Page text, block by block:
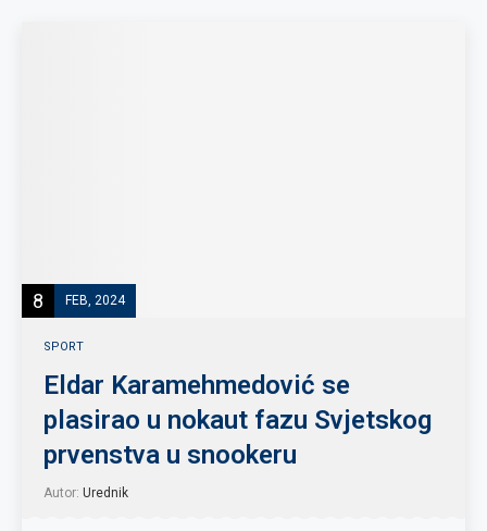
8 FEB, 2024
SPORT
Eldar Karamehmedović se
plasirao u nokaut fazu Svjetskog
prvenstva u snookeru
Autor: Urednik